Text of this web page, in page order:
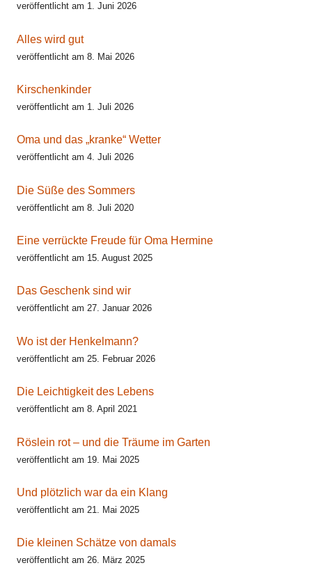
veröffentlicht am 1. Juni 2026
Alles wird gut
veröffentlicht am 8. Mai 2026
Kirschenkinder
veröffentlicht am 1. Juli 2026
Oma und das „kranke“ Wetter
veröffentlicht am 4. Juli 2026
Die Süße des Sommers
veröffentlicht am 8. Juli 2020
Eine verrückte Freude für Oma Hermine
veröffentlicht am 15. August 2025
Das Geschenk sind wir
veröffentlicht am 27. Januar 2026
Wo ist der Henkelmann?
veröffentlicht am 25. Februar 2026
Die Leichtigkeit des Lebens
veröffentlicht am 8. April 2021
Röslein rot – und die Träume im Garten
veröffentlicht am 19. Mai 2025
Und plötzlich war da ein Klang
veröffentlicht am 21. Mai 2025
Die kleinen Schätze von damals
veröffentlicht am 26. März 2025